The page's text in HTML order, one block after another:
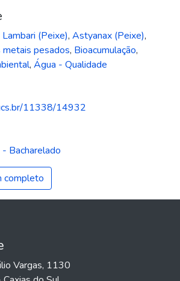
Lambari (Peixe), Astyanax (Peixe),
pesados, Bioacumulação,
, Água - Qualidade
11338/14932
- Bacharelado
completo
Vargas, 1130